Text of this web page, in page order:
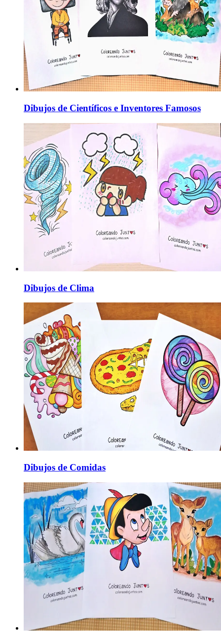
Dibujos de Científicos e Inventores Famosos
Dibujos de Clima
Dibujos de Comidas